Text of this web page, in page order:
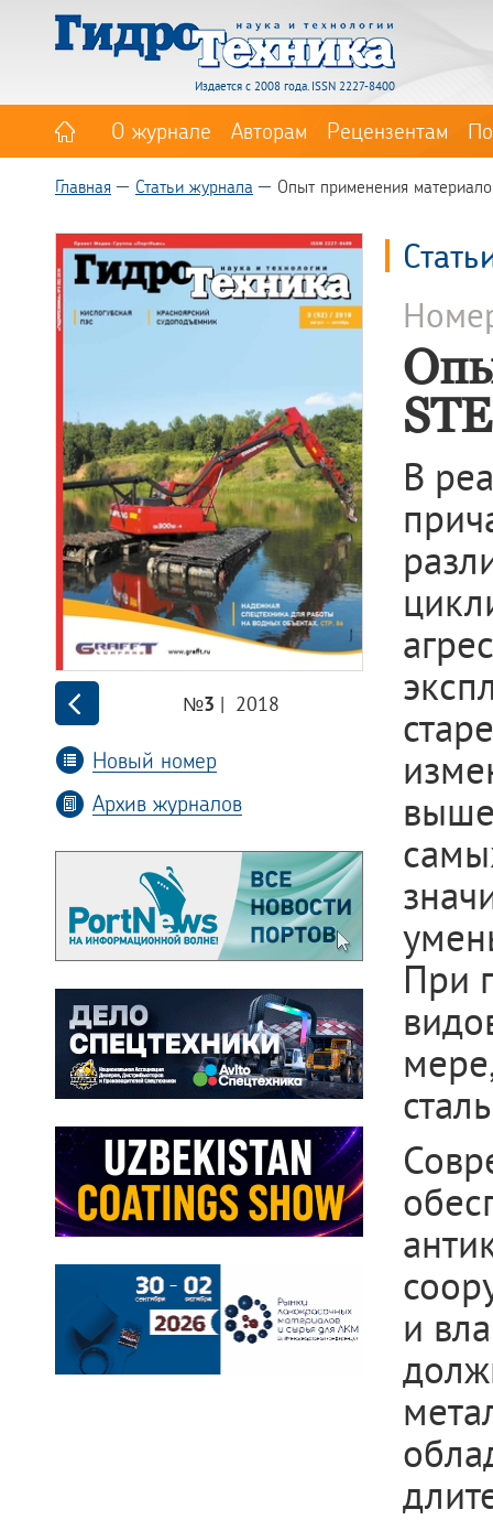
Издается с 2008 года. ISSN 2227-8400
О журнале Авторам Рецензентам
Главная Статьи журнала Опыт применения
№3 | 2018
Новый номер
Архив журналов
В
При
и